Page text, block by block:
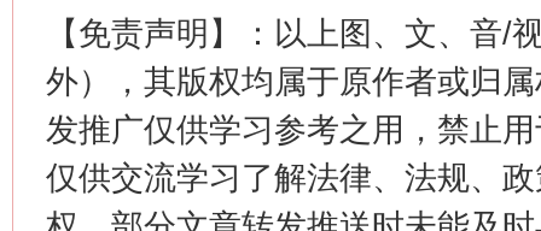
【免责声明】：以上图、文、音/
外），其版权均属于原作者或归
发推广仅供学习参考之用，禁止
仅供交流学习了解法律、法规、
这是一记警钟！ 谢